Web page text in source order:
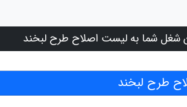
شغل شما به لیست اصلاح طرح لبخند
طرح لبخند